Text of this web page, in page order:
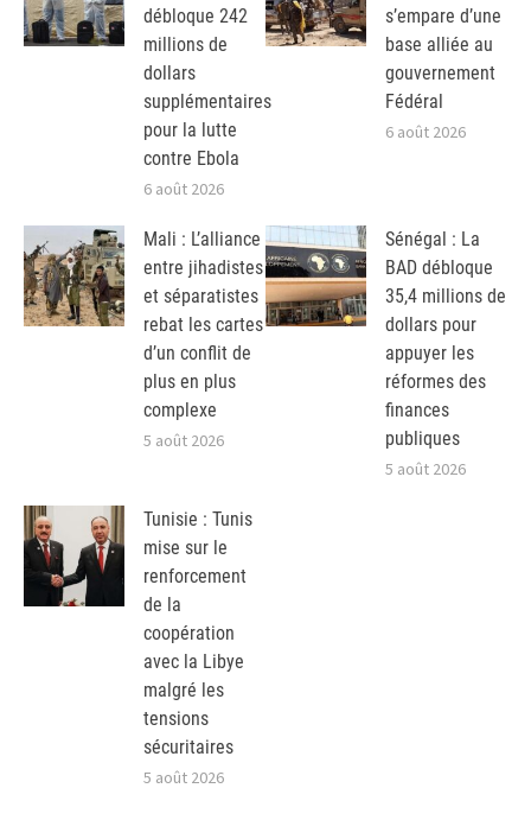
débloque 242
millions de
dollars
supplémentaires
pour la lutte
contre Ebola
6 août 2026
s’empare d’une
base alliée au
gouvernement
Fédéral
6 août 2026
Mali : L’alliance
entre jihadistes
et séparatistes
rebat les cartes
d’un conflit de
plus en plus
complexe
5 août 2026
Sénégal : La
BAD débloque
35,4 millions de
dollars pour
appuyer les
réformes des
finances
publiques
5 août 2026
Tunisie : Tunis
mise sur le
renforcement
de la
coopération
avec la Libye
malgré les
tensions
sécuritaires
5 août 2026